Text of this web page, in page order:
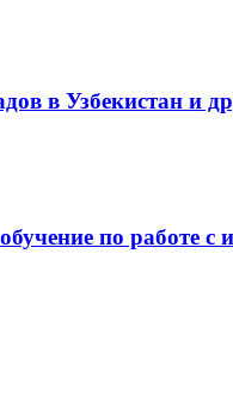
в Узбекистан и
по работе с